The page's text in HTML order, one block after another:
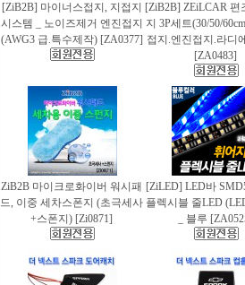
[ZiB2B] 마이너스접지, 지접지
시스템 _ 노이즈제거 엔진접지
(AWG3 급.특수제작) [ZA0377]
[ZiB2B] ZEiLCAR 편
지 3P세트(30/50/
접지.엔진접지.라디
[ZA0483]
ZiB2B 마이크로화이버 워시패
드, 이중 세차스폰지 (초극세사
+스폰지) [Zi0871]
[ZiLED] LED바
플렉시블 줄LED
_ 블루